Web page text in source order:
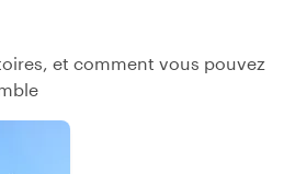
et comment vous pouvez